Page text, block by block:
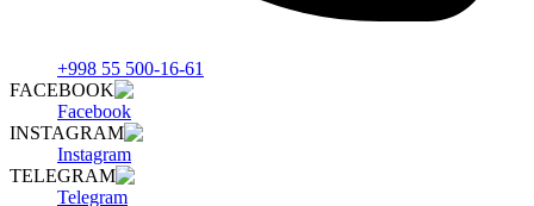
+998 55 500-16-61
FACEBOOK
Facebook
INSTAGRAM
Instagram
TELEGRAM
Telegram